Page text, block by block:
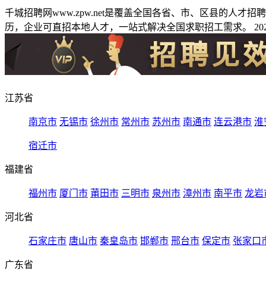
千城招聘网www.zpw.net是覆盖全国各省、市、区县的人才
历，企业可直招本地人才，一站式解决全国求职招工需求。
江苏省
南京市 无锡市 徐州市 常州市 苏州市 南通市 连云港市 淮
宿迁市
福建省
福州市 厦门市 莆田市 三明市 泉州市 漳州市 南平市 龙岩
河北省
石家庄市 唐山市 秦皇岛市 邯郸市 邢台市 保定市 张家口
广东省